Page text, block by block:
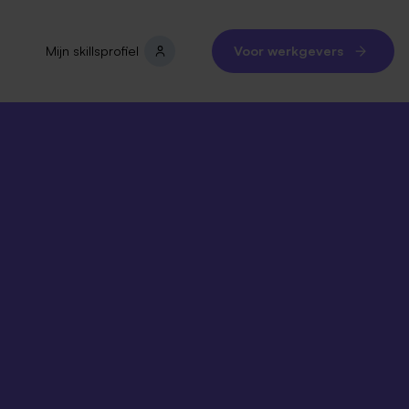
Mijn skillsprofiel Voor werkgevers